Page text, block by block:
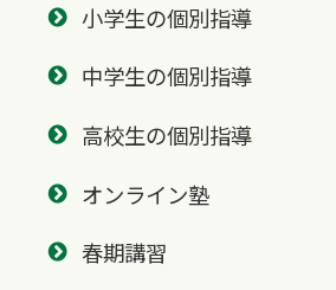
小学生の個別指導
中学生の個別指導
高校生の個別指導
オンライン塾
春期講習